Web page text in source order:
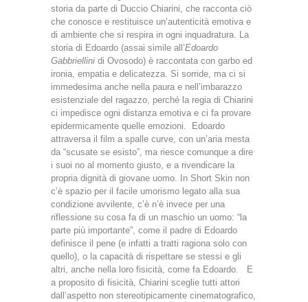
storia da parte di Duccio Chiarini, che racconta ciò
che conosce e restituisce un’autenticità emotiva e
di ambiente che si respira in ogni inquadratura. La
storia di Edoardo (assai simile all’Edoardo
Gabbriellini di Ovosodo) è raccontata con garbo ed
ironia, empatia e delicatezza. Si sorride, ma ci si
immedesima anche nella paura e nell’imbarazzo
esistenziale del ragazzo, perché la regia di Chiarini
ci impedisce ogni distanza emotiva e ci fa provare
epidermicamente quelle emozioni. Edoardo
attraversa il film a spalle curve, con un’aria mesta
da “scusate se esisto”, ma riesce comunque a dire
i suoi no al momento giusto, e a rivendicare la
propria dignità di giovane uomo. In Short Skin non
c’è spazio per il facile umorismo legato alla sua
condizione avvilente, c’è n’è invece per una
riflessione su cosa fa di un maschio un uomo: “la
parte più importante”, come il padre di Edoardo
definisce il pene (e infatti a tratti ragiona solo con
quello), o la capacità di rispettare se stessi e gli
altri, anche nella loro fisicità, come fa Edoardo. E
a proposito di fisicità, Chiarini sceglie tutti attori
dall’aspetto non stereotipicamente cinematografico,